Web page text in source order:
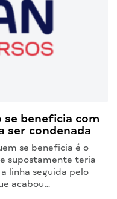
se beneficia com
ser condenada
se beneficia é o
supostamente teria
linha seguida pelo
acabou…